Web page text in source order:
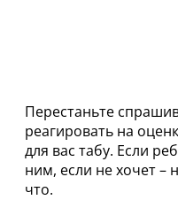
Перестаньте
реагировать на
для вас табу. Если
ним, если не хочет –
что.